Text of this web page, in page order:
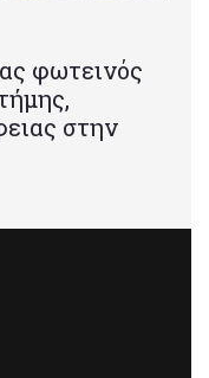
φωτεινός
στην